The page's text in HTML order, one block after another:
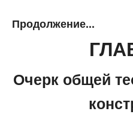
Продолжение...
Очерк общей